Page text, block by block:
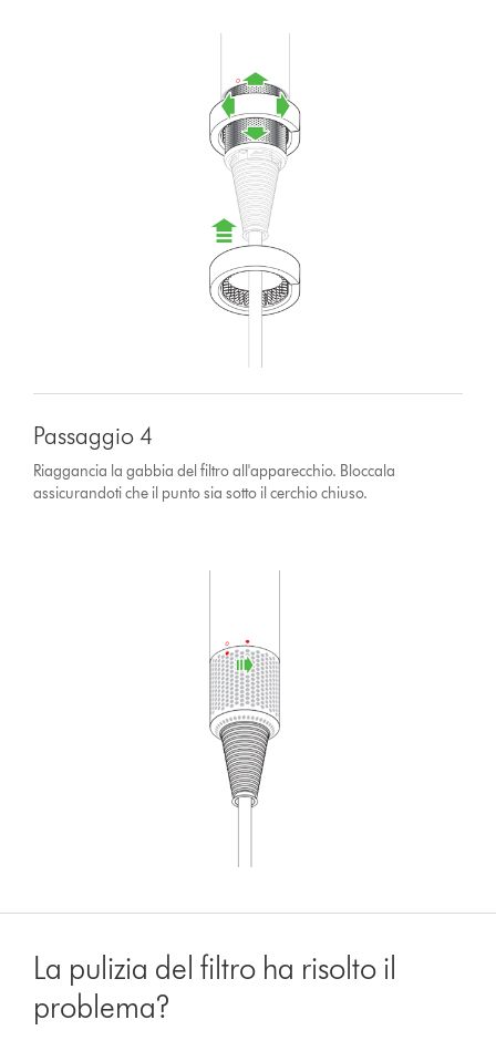
Passaggio 4
Riaggancia la gabbia del filtro all'apparecchio. Bloccala
assicurandoti che il punto sia sotto il cerchio chiuso.
La pulizia del filtro ha risolto il
problema?